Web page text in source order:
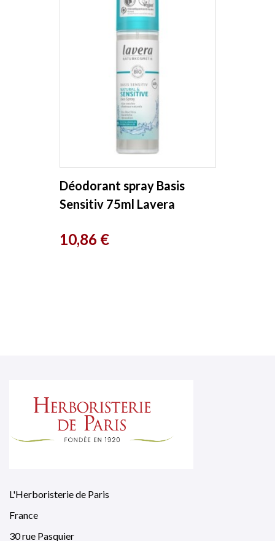
Déodorant spray Basis
Sensitiv 75ml Lavera
Prix
10,86 €
L'Herboristerie de Paris
France
30 rue Pasquier